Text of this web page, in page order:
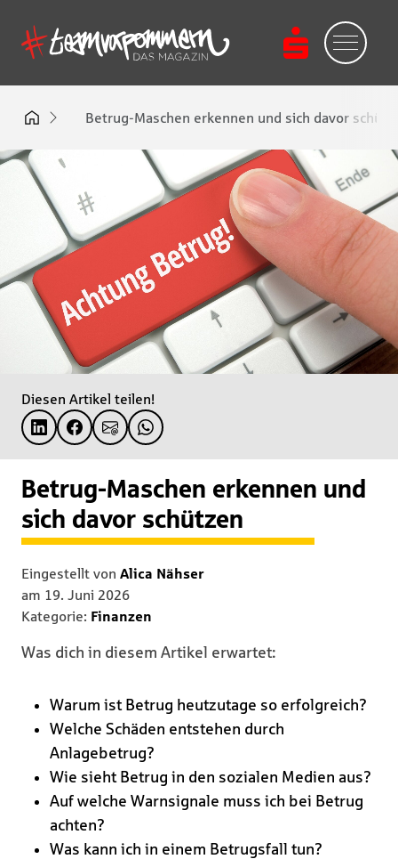
Betrug-Maschen erkennen und sich davor
Diesen Artikel teilen!
Betrug-Maschen erkennen und
sich davor schützen
Eingestellt von Alica Nähser
am 19. Juni 2026
Kategorie: Finanzen
Was dich in diesem Artikel erwartet:
Warum ist Betrug heutzutage so erfolgreich?
Welche Schäden entstehen durch
Anlagebetrug?
Wie sieht Betrug in den sozialen Medien aus?
Auf welche Warnsignale muss ich bei Betrug
achten?
Was kann ich in einem Betrugsfall tun?